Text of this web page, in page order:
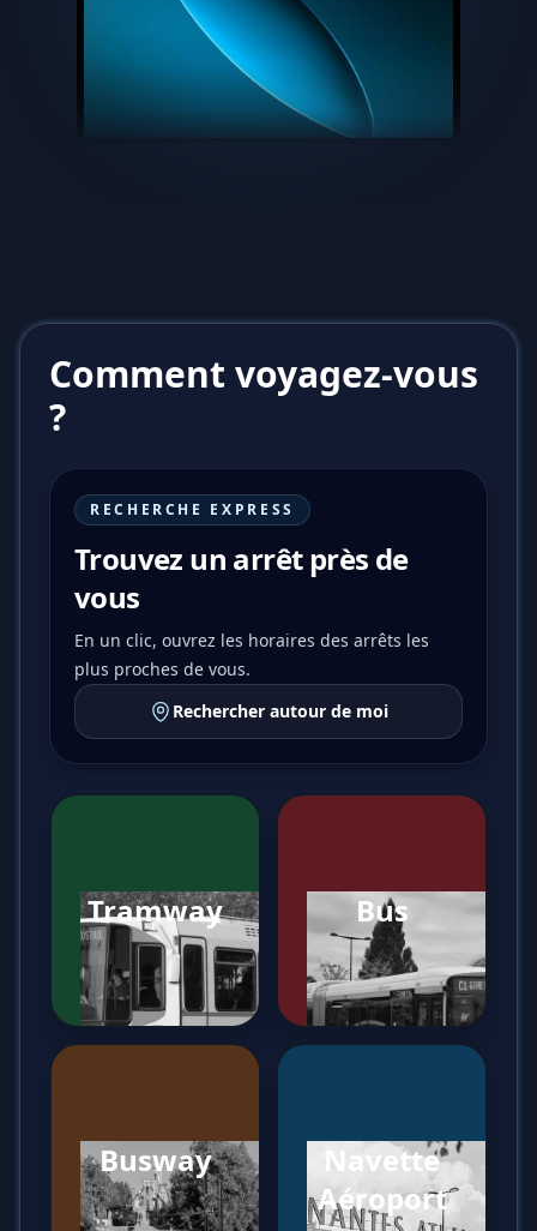
Comment voyagez-vous
?
RECHERCHE EXPRESS
Trouvez un arrêt près de
vous
En un clic, ouvrez les horaires des arrêts les
plus proches de vous.
Rechercher autour de moi
Tramway Bus
Busway
Navette
Aéroport